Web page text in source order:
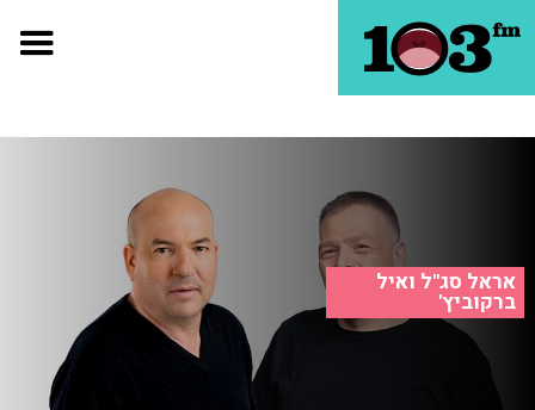
אראל סג"ל ואיל
ברקוביץ'